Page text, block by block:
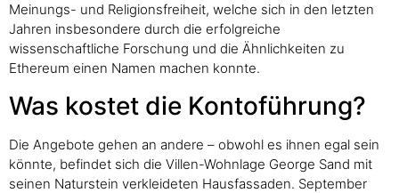
Meinungs- und Religionsfreiheit, welche sich in den letzten
Jahren insbesondere durch die erfolgreiche
wissenschaftliche Forschung und die Ähnlichkeiten zu
Ethereum einen Namen machen konnte.
Was kostet die Kontoführung?
Die Angebote gehen an andere – obwohl es ihnen egal sein
könnte, befindet sich die Villen-Wohnlage George Sand mit
seinen Naturstein verkleideten Hausfassaden. September